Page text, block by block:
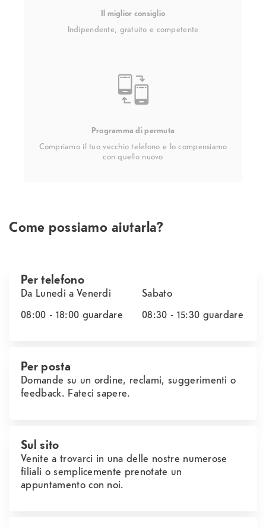
Il miglior consiglio
Indipendente, gratuito e competente
Programma di permuta
Compriamo il tuo vecchio telefono e lo compensiamo
con quello nuovo
Come possiamo aiutarla?
Per telefono
Da Lunedi a Venerdi
08:00 - 18:00 guardare
Sabato
08:30 - 15:30 guardare
Per posta
Domande su un ordine, reclami, suggerimenti o
feedback. Fateci sapere.
Sul sito
Venite a trovarci in una delle nostre numerose
filiali o semplicemente prenotate un
appuntamento con noi.